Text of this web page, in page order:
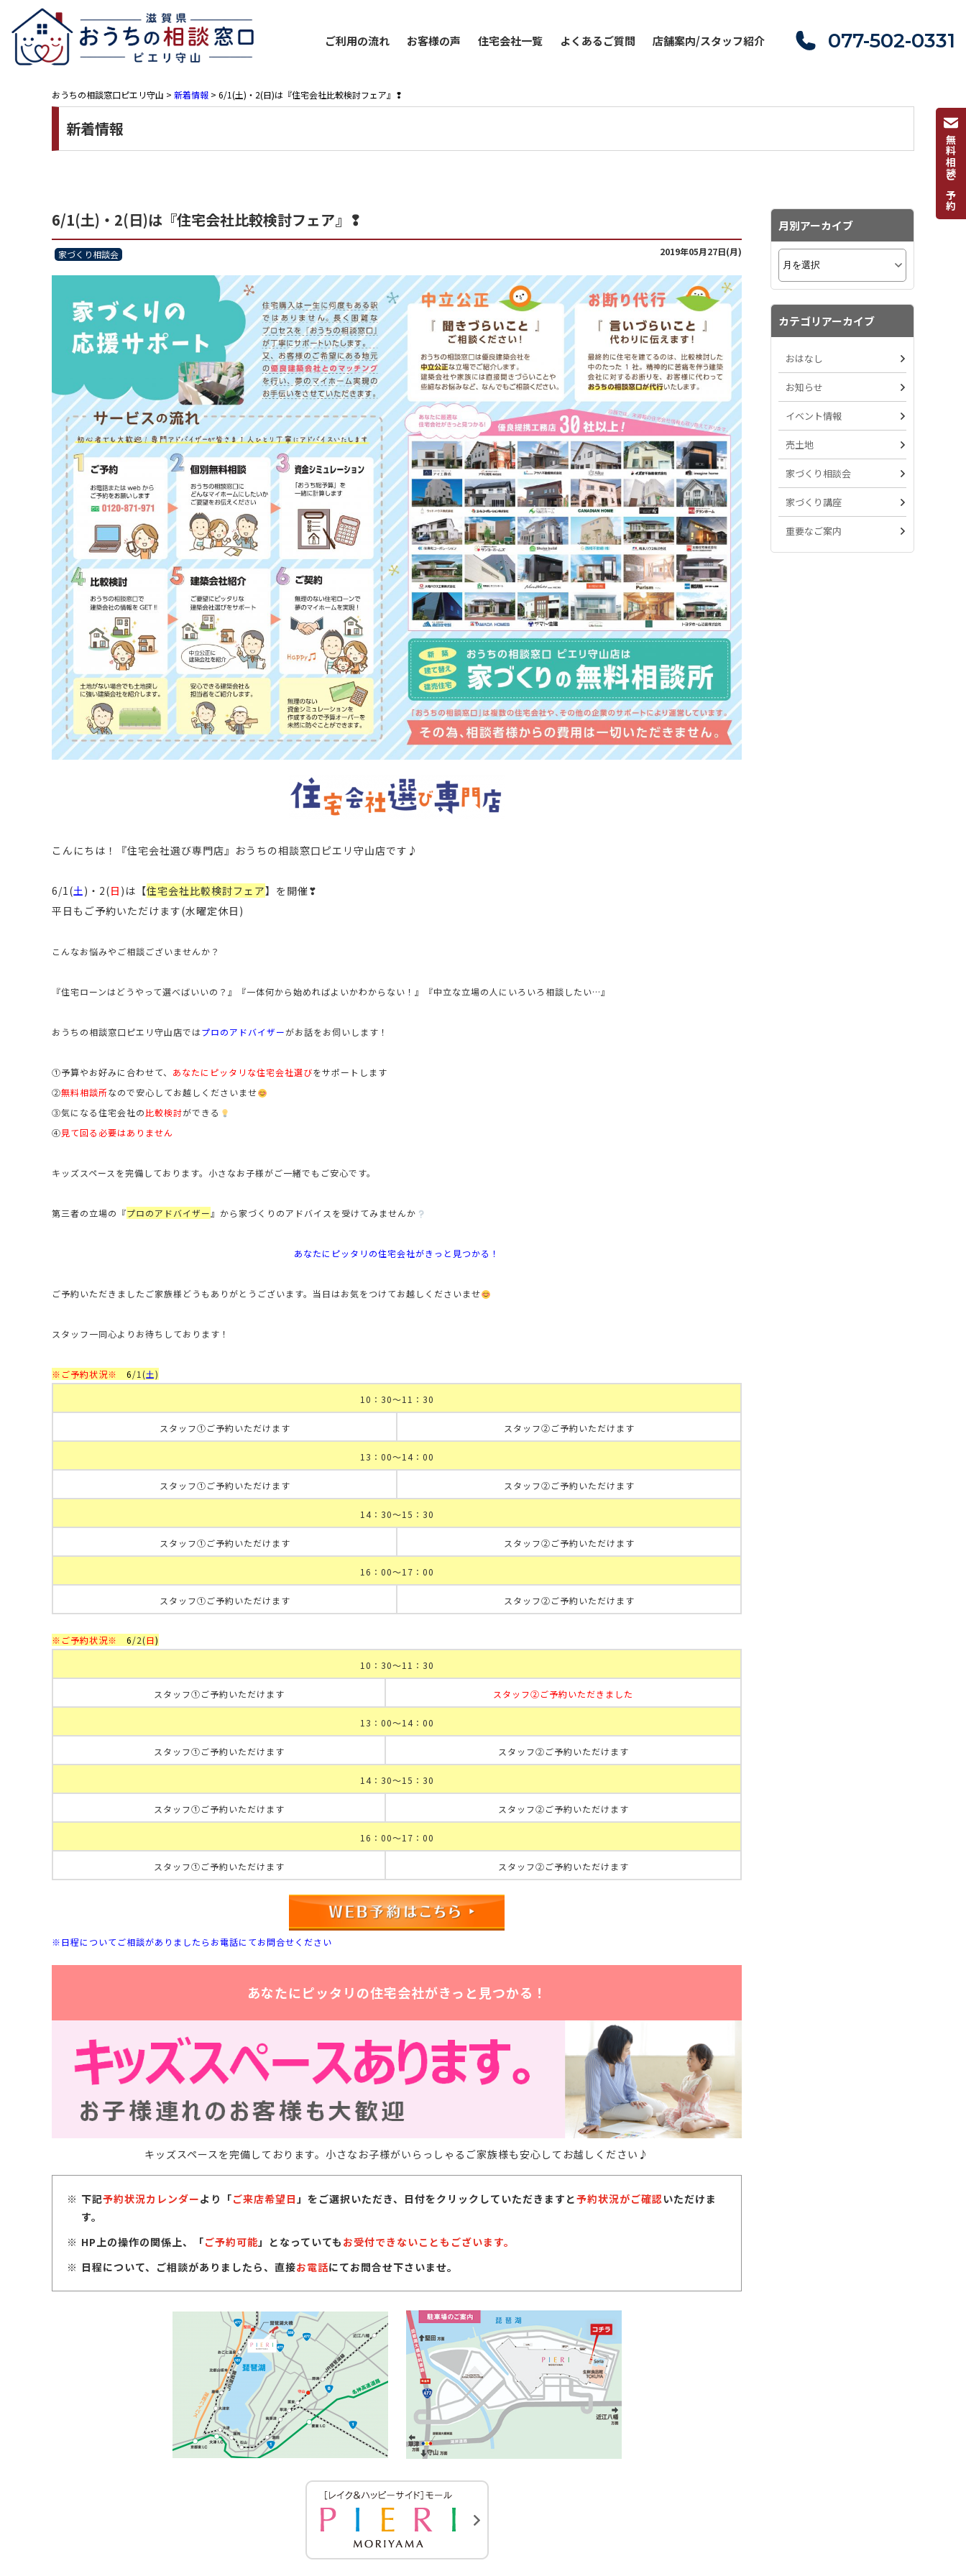
ご利用の流れ お客様の声 住宅会社一覧 よくあるご質問 店舗案内/スタッフ紹介 077-502-0331
無料相談ご予約
おうちの相談窓口ピエリ守山 > 新着情報 > 6/1(土)・2(日)は『住宅会社比較検討フェア』❢
新着情報
6/1(土)・2(日)は『住宅会社比較検討フェア』❢
家づくり相談会 2019年05月27日(月)
こんにちは！ 『住宅会社選び専門店』おうちの相談窓口ピエリ守山店です ♪
6/1(土)・2(日 )は【住宅会社比較検討フェア】を開催❣
平日もご予約いただけます(水曜定休日)
こんなお悩みやご相談ございませんか？
『住宅ローンはどうやって選べばいいの？』 『一体何から始めればよいかわからない！』 『中立な立場の人にいろいろ相談したい…』
おうちの相談窓口ピエリ守山店ではプロのアドバイザーがお話をお伺いします！
①予算やお好みに合わせて、 あなたにピッタリな住宅会社選びをサポートします
②無料相談所なので安心してお越しくださいませ
③気になる住宅会社の比較検討ができる
④見て回る必要はありません
キッズスペースを完備しております。小さなお子様がご一緒でもご安心です。
第三者の立場の 『プロのアドバイザー 』 から家づくりのアドバイスを受けてみませんか
あなたにピッタリの住宅会社がきっと見つかる！
ご予約いただきましたご家族様どうもありがとうございます。当日はお気をつけてお越しくださいませ
スタッフ一同心よりお待ちしております！
※ご予約状況※ 6/1(土)
10：30～11：30
スタッフ①ご予約いただけます スタッフ②ご予約いただけます
13：00～14：00
スタッフ①ご予約いただけます スタッフ②ご予約いただけます
14：30～15：30
スタッフ①ご予約いただけます スタッフ②ご予約いただけます
16：00～17：00
スタッフ①ご予約いただけます スタッフ②ご予約いただけます
※ご予約状況※ 6/2(日)
10：30～11：30
スタッフ①ご予約いただけます スタッフ②ご予約いただきました
13：00～14：00
スタッフ①ご予約いただけます スタッフ②ご予約いただけます
14：30～15：30
スタッフ①ご予約いただけます スタッフ②ご予約いただけます
16：00～17：00
スタッフ①ご予約いただけます スタッフ②ご予約いただけます
※日程についてご相談がありましたらお電話にてお問合せください
あなたにピッタリの住宅会社がきっと見つかる！
キッズスペースを完備しております。小さなお子様がいらっしゃるご家族様も安心してお越しください♪
下記予約状況カレンダーより「ご来店希望日 」をご選択いただき、日付をクリックしていただきますと予約状況がご確認 いただけま
す。
HP上の操作の関係上、「ご予約可能」となっていても お受付できないこともございます。
日程について、ご相談がありましたら、直接お電話にてお問合せ下さいませ。
月別アーカイブ
カテゴリアーカイブ
おはなし
お知らせ
イベント情報
売土地
家づくり相談会
家づくり講座
重要なご案内